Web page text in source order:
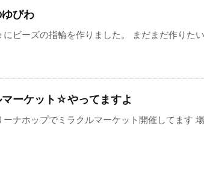
びわ
にビーズの指輪を作りました。 まだまだ作りた
マーケット☆やってますよ
ーナホップでミラクルマーケット開催してます